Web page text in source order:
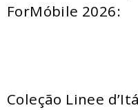
ForMóbile 2026:
Coleção Linee